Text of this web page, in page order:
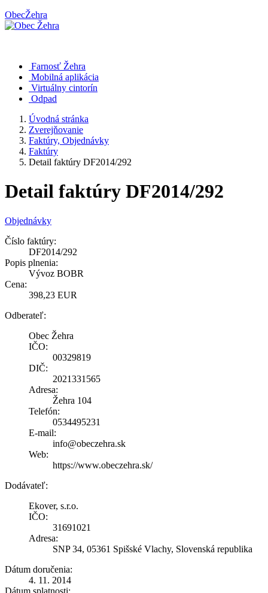
ObecŽehra
Farnosť Žehra
Mobilná aplikácia
Virtuálny cintorín
Odpad
Úvodná stránka
Zverejňovanie
Faktúry, Objednávky
Faktúry
Detail faktúry DF2014/292
Detail faktúry DF2014/292
Objednávky
Číslo faktúry:
DF2014/292
Popis plnenia:
Vývoz BOBR
Cena:
398,23 EUR
Odberateľ:
Obec Žehra
IČO:
00329819
DIČ:
2021331565
Adresa:
Žehra 104
Telefón:
0534495231
E-mail:
info@obeczehra.sk
Web:
https://www.obeczehra.sk/
Dodávateľ:
Ekover, s.r.o.
IČO:
31691021
Adresa:
SNP 34, 05361 Spišské Vlachy, Slovenská republika
Dátum doručenia:
4. 11. 2014
Dátum splatnosti: